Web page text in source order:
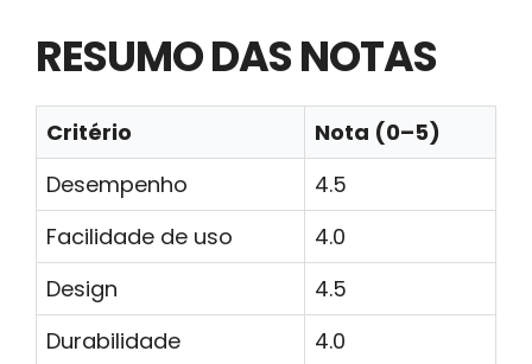
RESUMO DAS NOTAS
Critério
Nota (0–5)
Desempenho
4.5
Facilidade de uso
4.0
Design
4.5
Durabilidade
4.0